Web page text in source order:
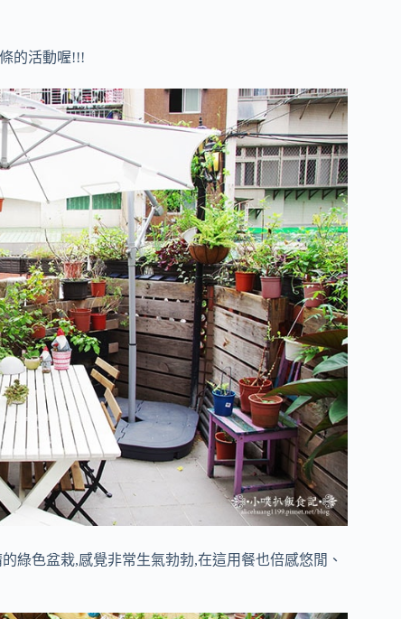
的活動喔!!!
綠色盆栽,感覺非常生氣勃勃,在這用餐也倍感悠閒、